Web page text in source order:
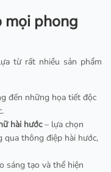
mọi phong
từ rất nhiều sản phẩm
đến những họa tiết độc
hài hước– lựa chọn
qua thông điệp hài hước,
sáng tạo và thể hiện